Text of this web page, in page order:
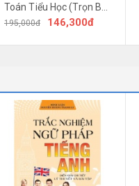
Toán Tiểu Học (Trọn Bộ
5 Cuốn)
195,000đ 146,300đ